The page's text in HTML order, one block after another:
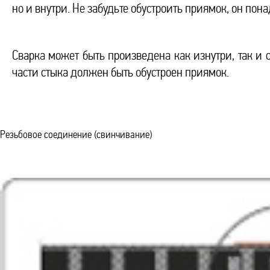
но и внутри. Не забудьте обустроить приямок, он
Сварка может быть произведена как изнутри, так
части стыка должен быть обустроен приямок.
Резьбовое соединение (свинчивание)